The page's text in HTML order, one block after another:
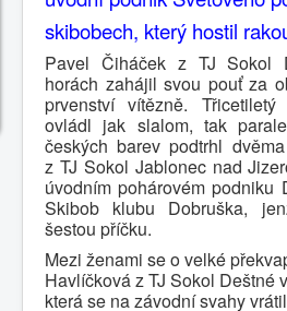
skibobech, který hostil
Pavel Čiháček z TJ Sokol
horách zahájil svou pouť za
prvenství vítězně. Třicetiletý
ovládl jak slalom, tak
českých barev podtrhl
z TJ Sokol Jablonec nad
úvodním pohárovém podniku
Skibob klubu Dobruška,
šestou příčku.
Mezi ženami se o velké
Havlíčková z TJ Sokol Deštné
která se na závodní svahy